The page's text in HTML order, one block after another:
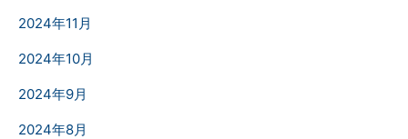
2024年11月
2024年10月
2024年9月
2024年8月